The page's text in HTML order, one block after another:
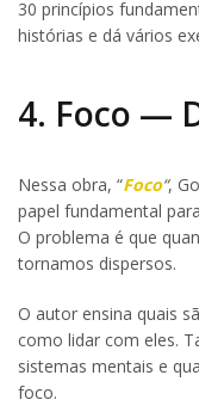
30 princípios
histórias e dá vários
4. Foco —
Nessa obra, “Foco“,
papel fundamental
O problema é que
tornamos dispersos.
O autor ensina quais
como lidar com eles.
sistemas mentais e
foco.